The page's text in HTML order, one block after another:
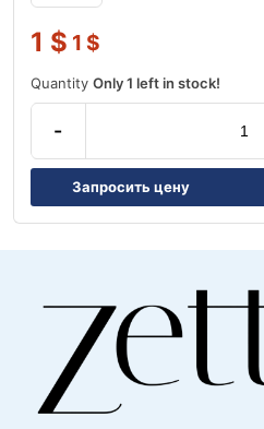
1 $ 1 $
Quantity Only 1 left in stock!
-
Запросить цену